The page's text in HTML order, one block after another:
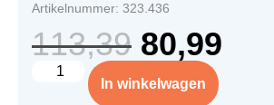
Artikelnummer: 323.436
113,39 80,99
In winkelwagen